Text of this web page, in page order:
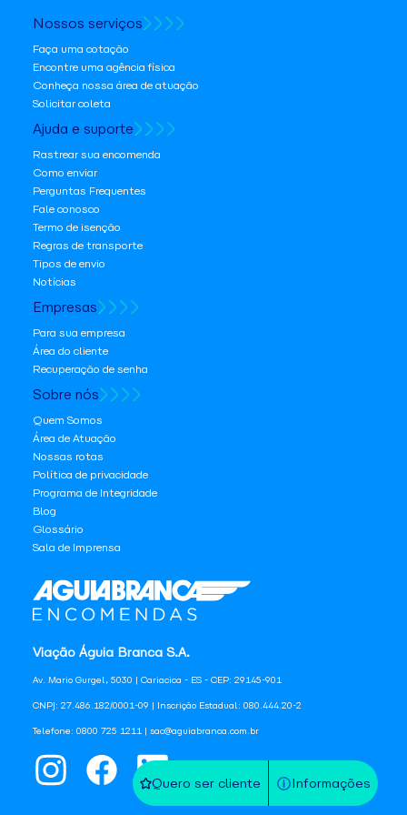
Quero ser cliente Informações
Viação Águia Branca S.A.
Av. Mario Gurgel, 5030 | Cariacica - ES - CEP: 29145-901
CNPJ: 27.486.182/0001-09 | Inscrição Estadual: 080.444.20-2
Telefone: 0800 725 1211 | sac@aguiabranca.com.br
Nossos serviços
Faça uma cotação
Encontre uma agência física
Conheça nossa área de atuação
Solicitar coleta
Ajuda e suporte
Rastrear sua encomenda
Como enviar
Perguntas Frequentes
Fale conosco
Termo de isenção
Regras de transporte
Tipos de envio
Notícias
Empresas
Para sua empresa
Área do cliente
Recuperação de senha
Sobre nós
Quem Somos
Área de Atuação
Nossas rotas
Política de privacidade
Programa de Integridade
Blog
Glossário
Sala de Imprensa